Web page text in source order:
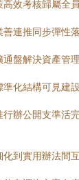
效考核歸屬全
連推同步彈性
盤解決資產管
化結構可見建
辦公開支準活
到實用辦法間